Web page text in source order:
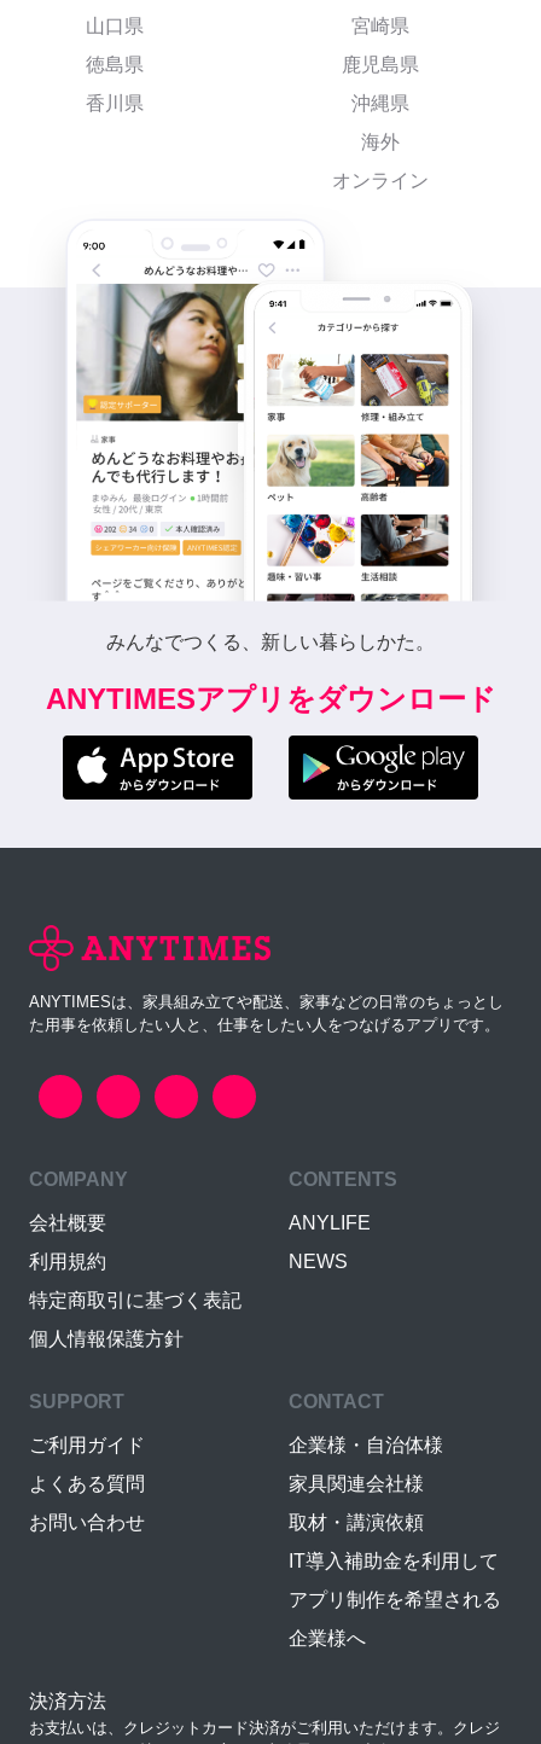
山口県
徳島県
香川県
宮崎県
鹿児島県
沖縄県
海外
オンライン
みんなでつくる、新しい暮らしかた。
ANYTIMESアプリをダウンロード
ANYTIMESは、家具組み立てや配送、家事などの日常のちょっとし
た用事を依頼したい人と、仕事をしたい人をつなげるアプリです。
COMPANY
会社概要
利用規約
特定商取引に基づく表記
個人情報保護方針
CONTENTS
ANYLIFE
NEWS
SUPPORT
ご利用ガイド
よくある質問
お問い合わせ
CONTACT
企業様・自治体様
家具関連会社様
取材・講演依頼
IT導入補助金を利用して
アプリ制作を希望される
企業様へ
決済方法
お支払いは、クレジットカード決済がご利用いただけます。クレジ